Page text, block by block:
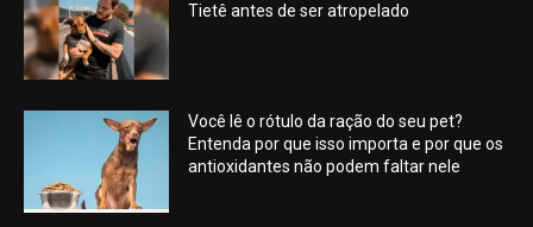
Tietê antes de ser atropelado
Você lê o rótulo da ração do seu pet?
Entenda por que isso importa e por que os
antioxidantes não podem faltar nele